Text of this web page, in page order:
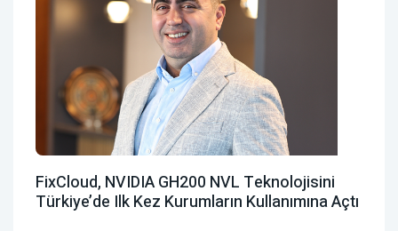
FixCloud, NVIDIA GH200 NVL Teknolojisini
Türkiye’de Ilk Kez Kurumların Kullanımına Açtı